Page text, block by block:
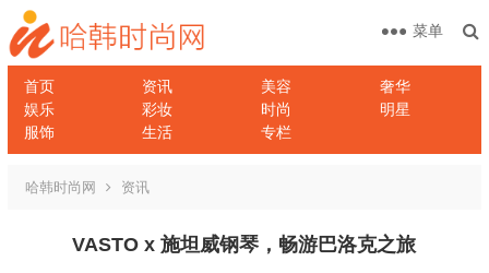
首页 资讯 美容
奢华
娱乐
彩妆 时尚
明星
服饰
生活 专栏
菜单
哈韩时尚网 资讯
VASTO x 施坦威钢琴，畅游巴洛克之旅